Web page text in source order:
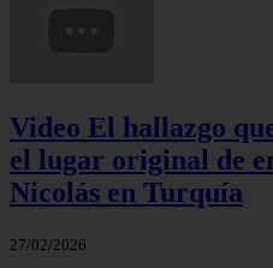
Video El hallazgo
el lugar original de
Nicolás en Turquía
27/02/2026